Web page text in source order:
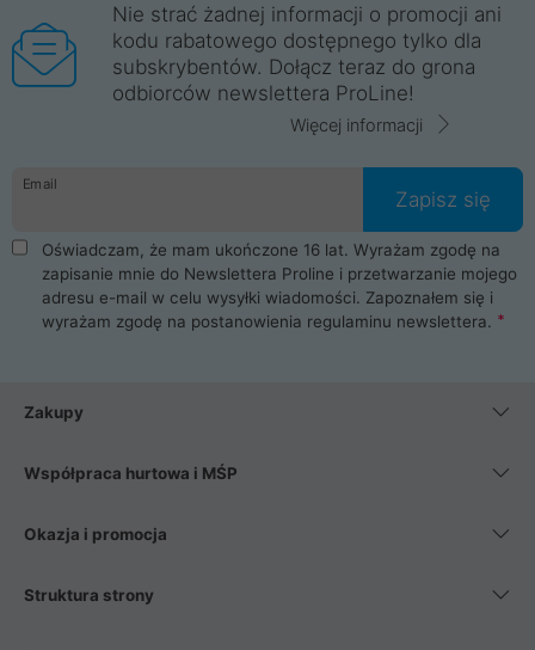
Nie strać żadnej informacji o promocji ani
kodu rabatowego dostępnego tylko dla
subskrybentów. Dołącz teraz do grona
odbiorców newslettera ProLine!
Więcej informacji
Email
Zapisz się
Oświadczam, że mam ukończone 16 lat. Wyrażam zgodę na
zapisanie mnie do Newslettera Proline i przetwarzanie mojego
adresu e-mail w celu wysyłki wiadomości. Zapoznałem się i
wyrażam zgodę na postanowienia regulaminu newslettera.
Zakupy
Współpraca hurtowa i MŚP
Okazja i promocja
Struktura strony